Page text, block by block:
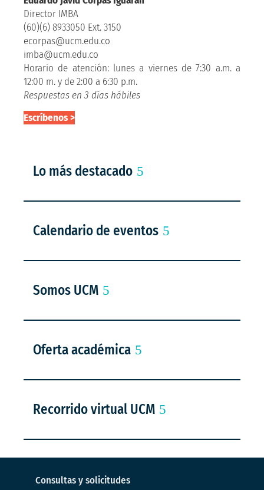
Director IMBA
(60)(6) 8933050 Ext. 3150
ecorpas@ucm.edu.co
imba@ucm.edu.co
Horario de atención: lunes a viernes de 7:30 a.m. a
12:00 m. y de 2:00 a 6:30 p.m.
Respuestas en 3 días hábiles
Escríbenos >
Lo más destacado
Calendario de eventos
Somos UCM
Oferta académica
Recorrido virtual UCM
Consultas y solicitudes